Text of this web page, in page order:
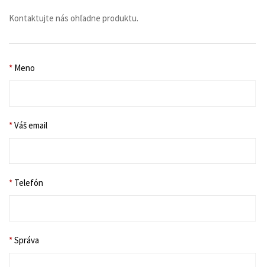
Kontaktujte nás ohľadne produktu.
* Meno
*Váš email
* Telefón
*Správa